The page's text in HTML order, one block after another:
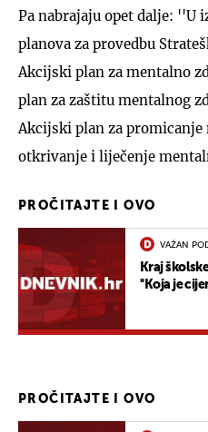
Pa nabrajaju opet dalje: ''U
planova za provedbu
Akcijski plan za mentalno
plan za zaštitu mentalnog
Akcijski plan za
otkrivanje i liječenje
PROČITAJTE I OVO
VAŽAN
Kraj
''Koja je
PROČITAJTE I OVO